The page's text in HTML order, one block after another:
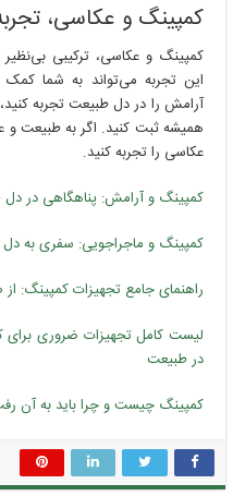
کمپینگ و عکاسی،
کمپینگ و عکاسی، ترکیبی
این تجربه می‌تواند به شما کمک
آرامش را در دل طبیعت تجربه
همیشه ثبت کنید. اگر به طبیعت و
عکاسی را تجربه کنید.
کمپینگ و آرامش: پناهگاهی در
کمپینگ و ماجراجویی: سفری به
راهنمای جامع تجهیزات کمپینگ:
لیست کامل تجهیزات ضروری برای
در طبیعت
کمپینگ چیست و چرا باید به آن